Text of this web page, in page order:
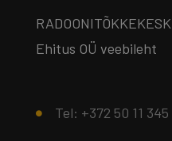
Ehitus OÜ veebileht
Tel: +372 50 11 345